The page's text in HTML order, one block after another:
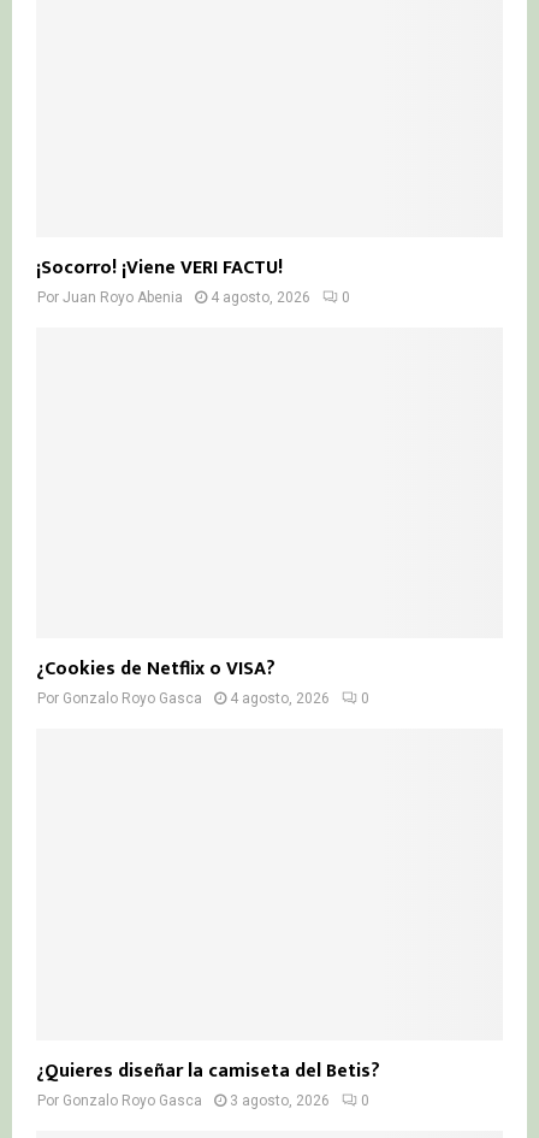
¡Socorro! ¡Viene VERI FACTU!
Por Juan Royo Abenia 4 agosto, 2026 0
¿Cookies de Netflix o VISA?
Por Gonzalo Royo Gasca 4 agosto, 2026 0
¿Quieres diseñar la camiseta del Betis?
Por Gonzalo Royo Gasca 3 agosto, 2026 0